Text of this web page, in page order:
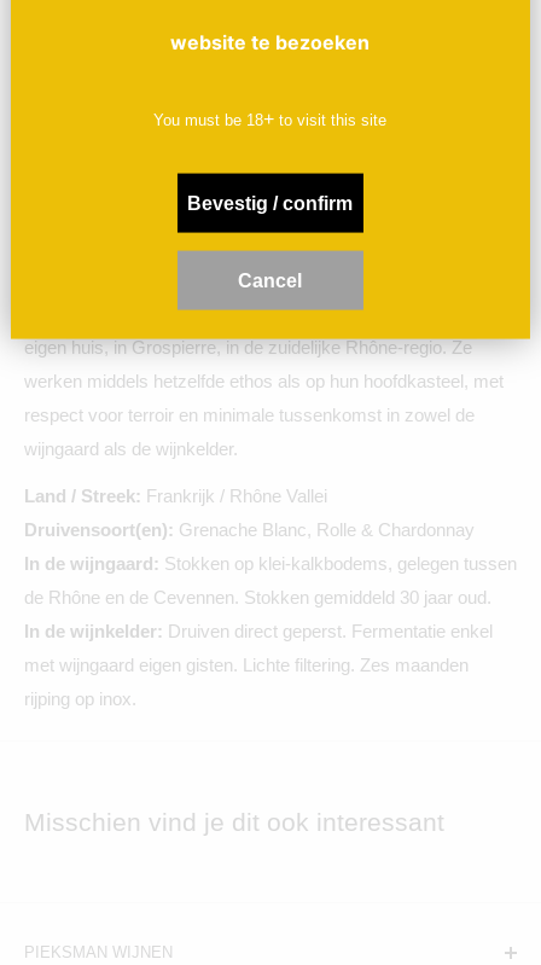
rijpere afdronk. Gevalletje écht waar voor je geld. De all-
en de rijpheid van het zuiden, zonder aan frisheid
Cros des Calades is een nieuw wijnhuis van Florence en
Benoit Chazallon van Château de la Selve.
veel mogelijk biologische druiven van 5 verschillende
wijngaarden rondom in een straal van 5 kilometer om hun
eigen huis, in Grospierre, in de zuidelijke Rhône-regio. Ze
werken middels hetzelfde ethos als op hun hoofdkasteel, met
respect voor terroir en minimale tussenkomst in zowel de
wijngaard als de wijnkelder.
Land / Streek: Frankrijk / Rhône Vallei
Druivensoort(en): Grenache Blanc, Rolle & Chardonnay
In de wijngaard: Stokken op klei-kalkbodems, gelegen tussen
de Rhône en de Cevennen. Stokken gemiddeld 30 jaar oud.
In de wijnkelder: Druiven direct geperst. Fermentatie enkel
met wijngaard eigen gisten. Lichte filtering. Zes maanden
rijping op inox.
Misschien vind je dit ook interessant
PIEKSMAN WIJNEN
website te bezoeken
You must be 18+ to visit this site
Bevestig / confirm
Cancel